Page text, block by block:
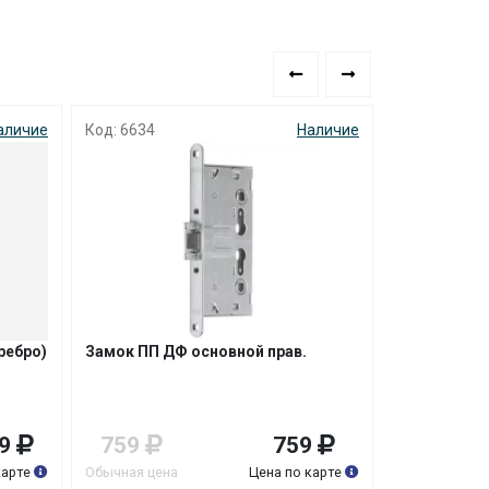
Код: 6634 Наличие
Замок ПП ДФ основной прав.
759
Обычная цена
759
Цена по карте